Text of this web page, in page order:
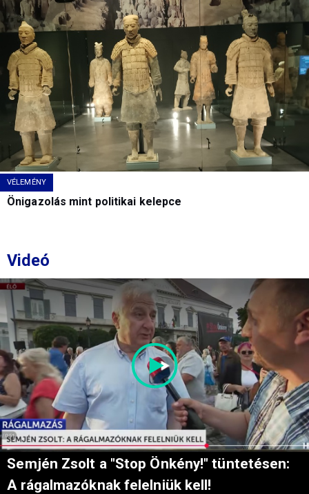
VÉLEMÉNY
Önigazolás mint politikai kelepce
Videó
Semjén Zsolt a "Stop Önkény!" tüntetésen:
A rágalmazóknak felelniük kell!